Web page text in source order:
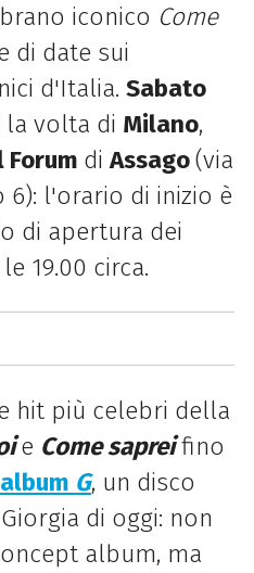
iconico Come
di date sui
d'Italia. Sabato
la volta di Milano,
Forum diAssago(via
6): l'orario di inizio è
di apertura dei
19.00 circa.
hit più celebri della
e Come sapreifino
G, un disco
di oggi: non
album, ma